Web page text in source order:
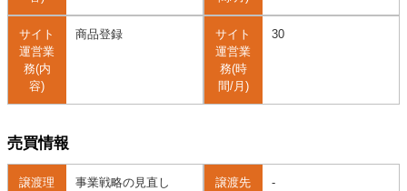
サイト
運営業
務(内
容)
商品登録
サイト
運営業
務(時
間/月)
30
売買情報
譲渡理
事業戦略の見直し
譲渡先
-